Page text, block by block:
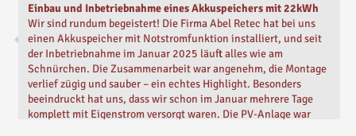
Einbau und Inbetriebnahme eines Akkuspeichers mit 22kWh
Wir sind rundum begeistert! Die Firma Abel Retec hat bei uns
einen Akkuspeicher mit Notstromfunktion installiert, und seit
der Inbetriebnahme im Januar 2025 läuft alles wie am
Schnürchen. Die Zusammenarbeit war angenehm, die Montage
verlief zügig und sauber – ein echtes Highlight. Besonders
beeindruckt hat uns, dass wir schon im Januar mehrere Tage
komplett mit Eigenstrom versorgt waren. Die PV-Anlage war